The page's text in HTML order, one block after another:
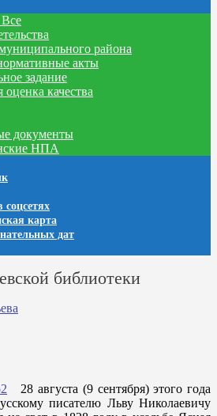
района
акты
задание
качества
документы
НПА
карта
дат
библиотеки
28 августа (9 сентября) этого года
писателю Льву Николаевичу